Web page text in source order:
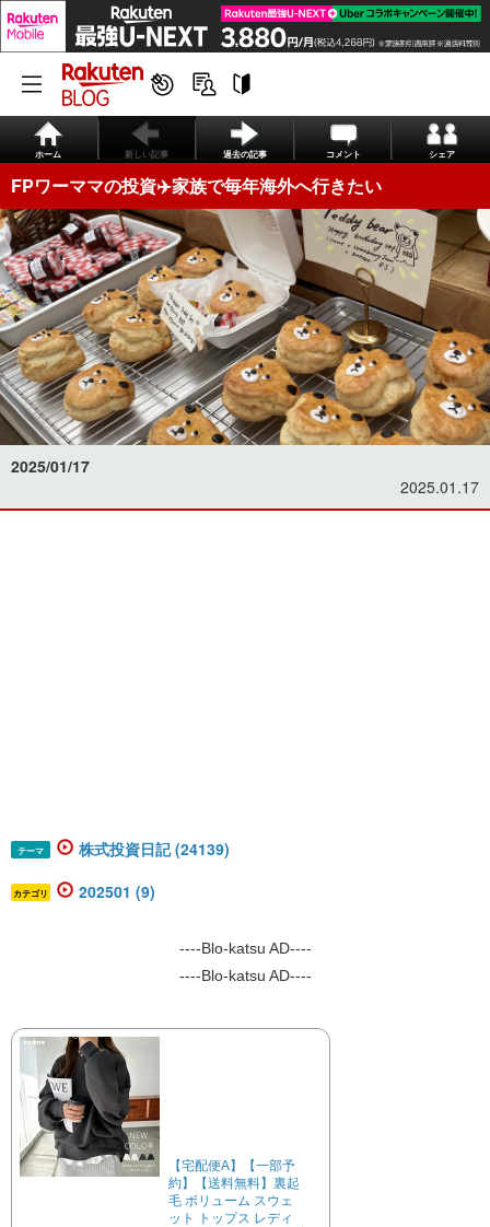
ホーム 新しい記事 過去の記事 コメント シェア
FPワーママの投資✈️家族で毎年海外へ行きたい
2025/01/17
2025.01.17
テーマ 株式投資日記 (24139)
カテゴリ 202501 (9)
----Blo-katsu AD----
----Blo-katsu AD----
【宅配便A】【一部予
約】【送料無料】裏起
毛 ボリューム スウェ
ット トップス レディ